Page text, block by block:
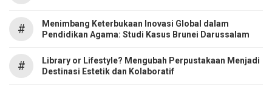
#
Menimbang Keterbukaan Inovasi Global dalam
Pendidikan Agama: Studi Kasus Brunei Darussalam
#
Library or Lifestyle? Mengubah Perpustakaan Menjadi
Destinasi Estetik dan Kolaboratif